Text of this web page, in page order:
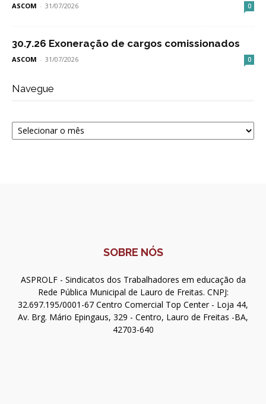
ASCOM - 31/07/2026 0
30.7.26 Exoneração de cargos comissionados
ASCOM - 31/07/2026 0
Navegue
Navegue
SOBRE NÓS
ASPROLF - Sindicatos dos Trabalhadores em educação da
Rede Pública Municipal de Lauro de Freitas. CNPJ:
32.697.195/0001-67 Centro Comercial Top Center - Loja 44,
Av. Brg. Mário Epingaus, 329 - Centro, Lauro de Freitas -BA,
42703-640